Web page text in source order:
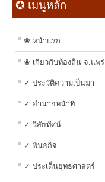
✪ เมนูหลัก
❀ หน้าแรก
❀ เกี่ยวกับท้องถิ่น จ.แพร่
✓ ประวัติความเป็นมา
✓ อำนาจหน้าที่
✓ วิสัยทัศน์
✓ พันธกิจ
✓ ประเด็นยุทธศาสตร์